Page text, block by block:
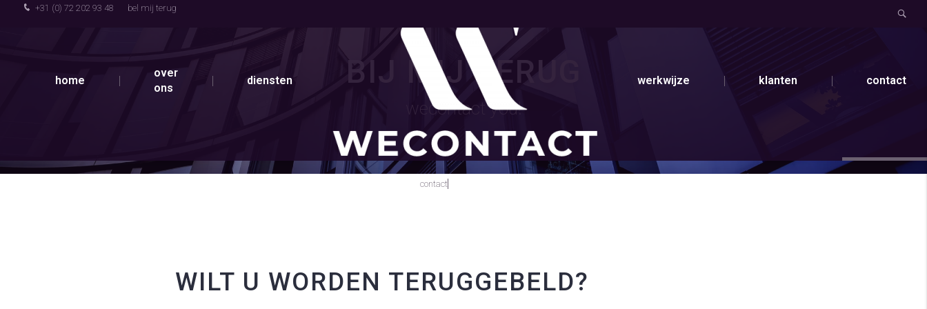
+31 (0) 72 202 93 48 bel mij terug
home
over
ons
diensten werkwijze klanten contact
BIJ MIJ TERUG
wecontact you!
contactbel mij terug
WILT U WORDEN TERUGGEBELD?